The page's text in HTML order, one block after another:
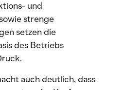
und
strenge
setzen die
des Betriebs
auch deutlich, dass